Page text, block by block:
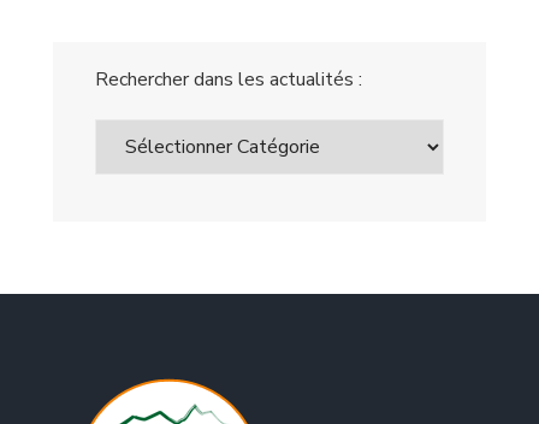
Rechercher dans les actualités :